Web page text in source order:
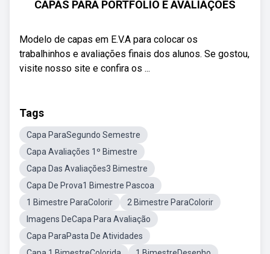
CAPAS PARA PORTFÓLIO E AVALIAÇÕES
Modelo de capas em E.V.A para colocar os
trabalhinhos e avaliações finais dos alunos. Se gostou,
visite nosso site e confira os ...
Tags
Capa ParaSegundo Semestre
Capa Avaliações 1º Bimestre
Capa Das Avaliações3 Bimestre
Capa De Prova1 Bimestre Pascoa
1 Bimestre ParaColorir
2 Bimestre ParaColorir
Imagens DeCapa Para Avaliação
Capa ParaPasta De Atividades